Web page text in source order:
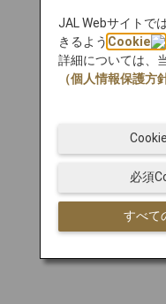
JAL Webサイトで
きるよう Cookie
詳細については、
（個人情報保護方
すべて
必須